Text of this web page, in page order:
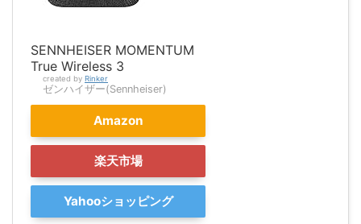
SENNHEISER MOMENTUM
True Wireless 3
created by Rinker
ゼンハイザー(Sennheiser)
Amazon
楽天市場
Yahooショッピング